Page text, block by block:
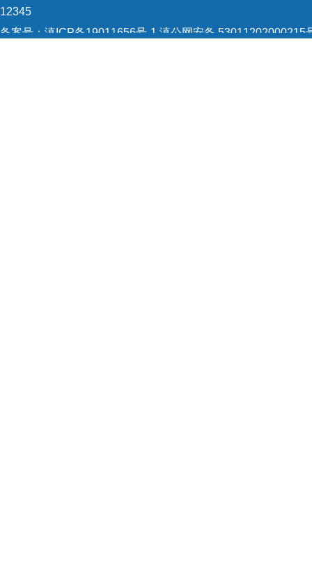
12345
备案号： 滇ICP备19011656号-1 滇公网安备 53011202000215